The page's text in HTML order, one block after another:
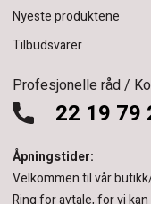
Nyeste produktene
Tilbudsvarer
Profesjonelle råd /
22 19 79
Åpningstider:
Velkommen til vår
Ring for avtale, for vi